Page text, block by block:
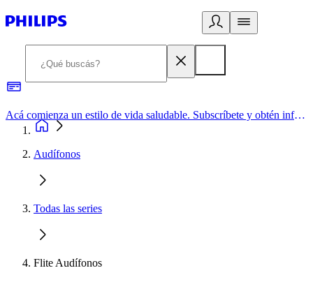
Acá comienza un estilo de vida saludable. Subscríbete y obtén información de primera mano
Audífonos
Todas las series
Flite Audífonos